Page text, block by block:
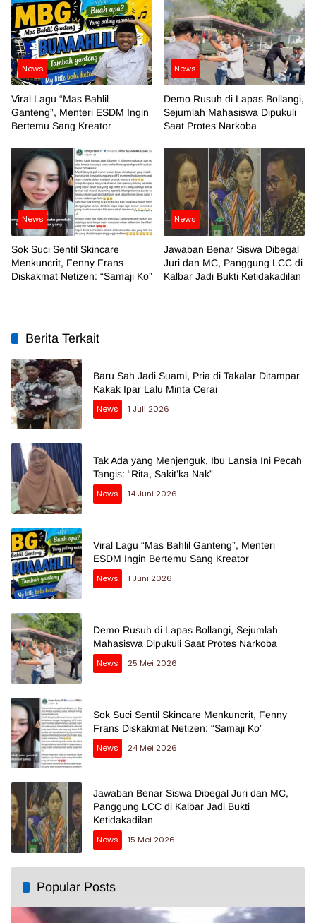
News
Viral Lagu “Mas Bahlil
Ganteng”, Menteri ESDM Ingin
Bertemu Sang Kreator
News
Demo Rusuh di Lapas Bollangi,
Sejumlah Mahasiswa Dipukuli
Saat Protes Narkoba
News
Sok Suci Sentil Skincare
Menkuncrit, Fenny Frans
Diskakmat Netizen: “Samaji Ko”
News
Jawaban Benar Siswa Dibegal
Juri dan MC, Panggung LCC di
Kalbar Jadi Bukti Ketidakadilan
Berita Terkait
Baru Sah Jadi Suami, Pria di Takalar Ditampar
Kakak Ipar Lalu Minta Cerai
News
1 Juli 2026
Tak Ada yang Menjenguk, Ibu Lansia Ini Pecah
Tangis: “Rita, Sakit’ka Nak”
News
14 Juni 2026
Viral Lagu “Mas Bahlil Ganteng”, Menteri
ESDM Ingin Bertemu Sang Kreator
News
1 Juni 2026
Demo Rusuh di Lapas Bollangi, Sejumlah
Mahasiswa Dipukuli Saat Protes Narkoba
News
25 Mei 2026
Sok Suci Sentil Skincare Menkuncrit, Fenny
Frans Diskakmat Netizen: “Samaji Ko”
News
24 Mei 2026
Jawaban Benar Siswa Dibegal Juri dan MC,
Panggung LCC di Kalbar Jadi Bukti
Ketidakadilan
News
15 Mei 2026
Popular Posts